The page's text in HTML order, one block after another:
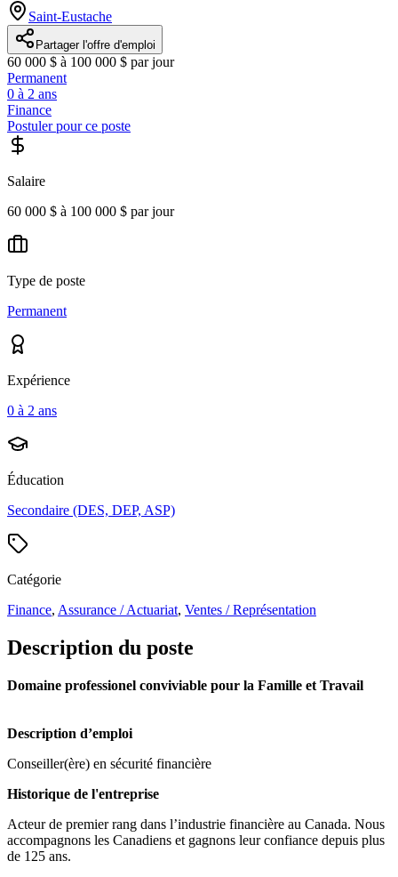
Saint-Eustache
Partager l'offre d'emploi
60 000 $ à 100 000 $ par jour
Permanent
0 à 2 ans
Finance
Postuler pour ce poste
Salaire
60 000 $ à 100 000 $ par jour
Type de poste
Permanent
Expérience
0 à 2 ans
Éducation
Secondaire (DES, DEP, ASP)
Catégorie
Finance, Assurance / Actuariat, Ventes / Représentation
Description du poste
Domaine professionel conviviable pour la Famille et Travail
Description d’emploi
Conseiller(ère) en sécurité financière
Historique de l'entreprise
Acteur de premier rang dans l’industrie financière au Canada. Nous
accompagnons les Canadiens et gagnons leur confiance depuis plus
de 125 ans.